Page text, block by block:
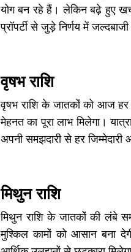
योग बन रहे हैं। लेकिन बढ़े हुए
प्रॉपर्टी से जुड़े निर्णय में
वृषभ राशि
वृषभ राशि के जातकों को आज हर
मेहनत का पूरा लाभ मिलेगा।
अपनी समझदारी से हर
मिथुन राशि
मिथुन राशि के जातकों की लंबे
मुश्किल कामों को आसान बना